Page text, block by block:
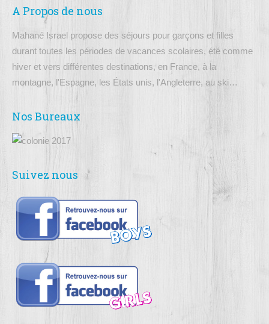
A Propos de nous
Mahané Israel propose des séjours pour garçons et filles
durant toutes les périodes de vacances scolaires, été comme
hiver et vers différentes destinations, en France, à la
montagne, l'Espagne, les États unis, l'Angleterre, au ski…
Nos Bureaux
Suivez nous